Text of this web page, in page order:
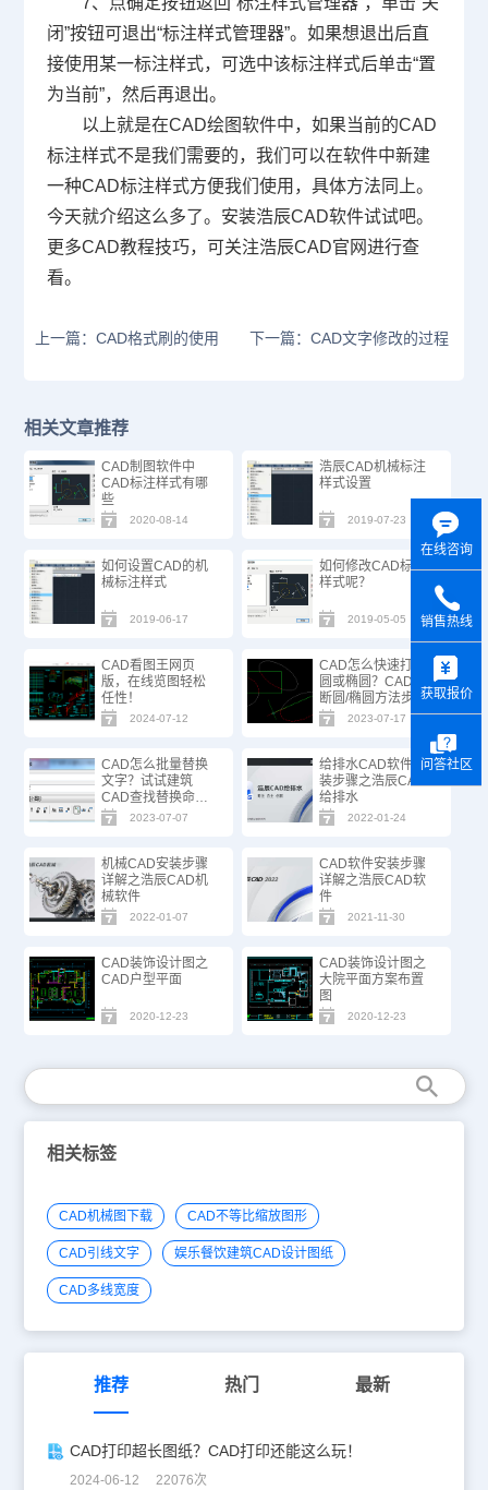
闭”按钮可退出“标注样式管理器”。如果想退出后直
接使用某一标注样式，可选中该标注样式后单击“置
为当前”，然后再退出。
以上就是在CAD绘图软件中，如果当前的CAD
标注样式不是我们需要的，我们可以在软件中新建
一种CAD标注样式方便我们使用，具体方法同上。
今天就介绍这么多了。安装浩辰CAD软件试试吧。
更多CAD教程技巧，可关注浩辰CAD官网进行查
看。
上一篇：CAD格式刷的使用 下一篇：CAD文字修改的过程
相关文章推荐
CAD制图软件中
CAD标注样式有哪
些
2020-08-14
浩辰CAD机械标注
样式设置
2019-07-23
如何设置CAD的机
械标注样式
2019-06-17
如何修改CAD标注
样式呢？
2019-05-05
CAD看图王网页
版，在线览图轻松
任性！
2024-07-12
CAD怎么快速打断
圆或椭圆？CAD打
断圆/椭圆方法步骤
2023-07-17
CAD怎么批量替换
文字？试试建筑
CAD查找替换命
令！
2023-07-07
给排水CAD软件安
装步骤之浩辰CAD
给排水
2022-01-24
机械CAD安装步骤
详解之浩辰CAD机
械软件
2022-01-07
CAD软件安装步骤
详解之浩辰CAD软
件
2021-11-30
CAD装饰设计图之
CAD户型平面
2020-12-23
CAD装饰设计图之
大院平面方案布置
图
2020-12-23
相关标签
CAD机械图下载 CAD不等比缩放图形
CAD引线文字 娱乐餐饮建筑CAD设计图纸
CAD多线宽度
推荐 热门 最新
CAD打印超长图纸？CAD打印还能这么玩！
2024-06-12 22076次
在线咨询
销售热线
获取报价
问答社区